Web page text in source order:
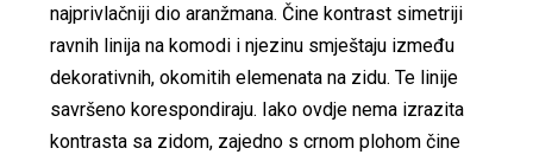
najprivlačniji dio aranžmana. Čine kontrast simetriji
ravnih linija na komodi i njezinu smještaju između
dekorativnih, okomitih elemenata na zidu. Te linije
savršeno korespondiraju. Iako ovdje nema izrazita
kontrasta sa zidom, zajedno s crnom plohom čine